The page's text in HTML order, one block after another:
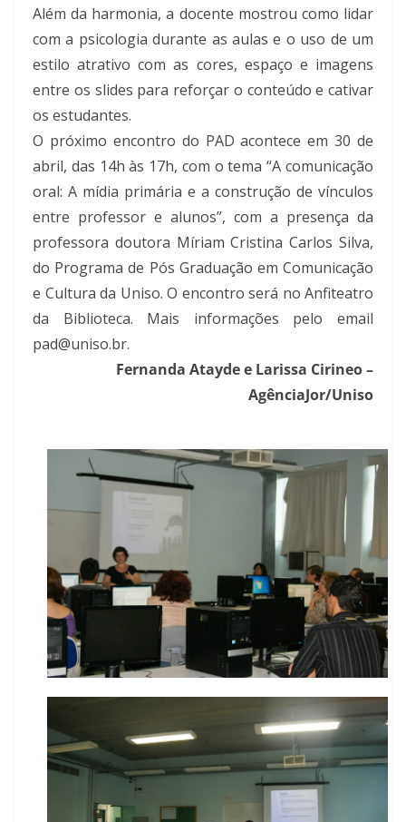
Além da harmonia, a docente mostrou como lidar
com a psicologia durante as aulas e o uso de um
estilo atrativo com as cores, espaço e imagens
entre os slides para reforçar o conteúdo e cativar
os estudantes.
O próximo encontro do PAD acontece em 30 de
abril, das 14h às 17h, com o tema “A comunicação
oral: A mídia primária e a construção de vínculos
entre professor e alunos”, com a presença da
professora doutora Míriam Cristina Carlos Silva,
do Programa de Pós Graduação em Comunicação
e Cultura da Uniso. O encontro será no Anfiteatro
da Biblioteca. Mais informações pelo email
pad@uniso.br.
Fernanda Atayde e Larissa Cirineo –
AgênciaJor/Uniso